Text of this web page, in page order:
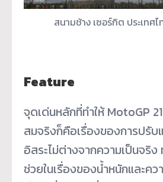
สนามช้าง เซอร์กิต ประเทศไ
Feature
จุดเด่นหลักที่ทำให้ MotoGP
สมจริงก็คือเรื่องของการปรับ
อิสระไม่ต่างจากความเป็นจริ
ช่วยในเรื่องของน้ำหนักและค